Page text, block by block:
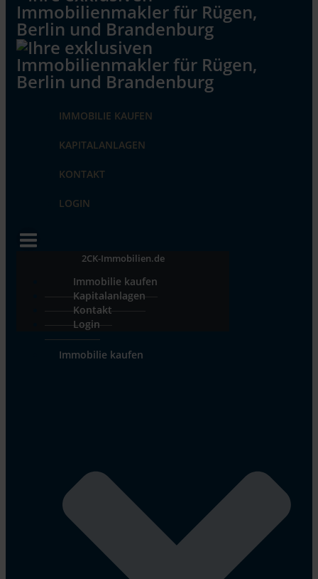
IMMOBILIE KAUFEN
KAPITALANLAGEN
KONTAKT
LOGIN
2CK-Immobilien.de
Immobilie kaufen
Kapitalanlagen
Kontakt
Login
Immobilie kaufen